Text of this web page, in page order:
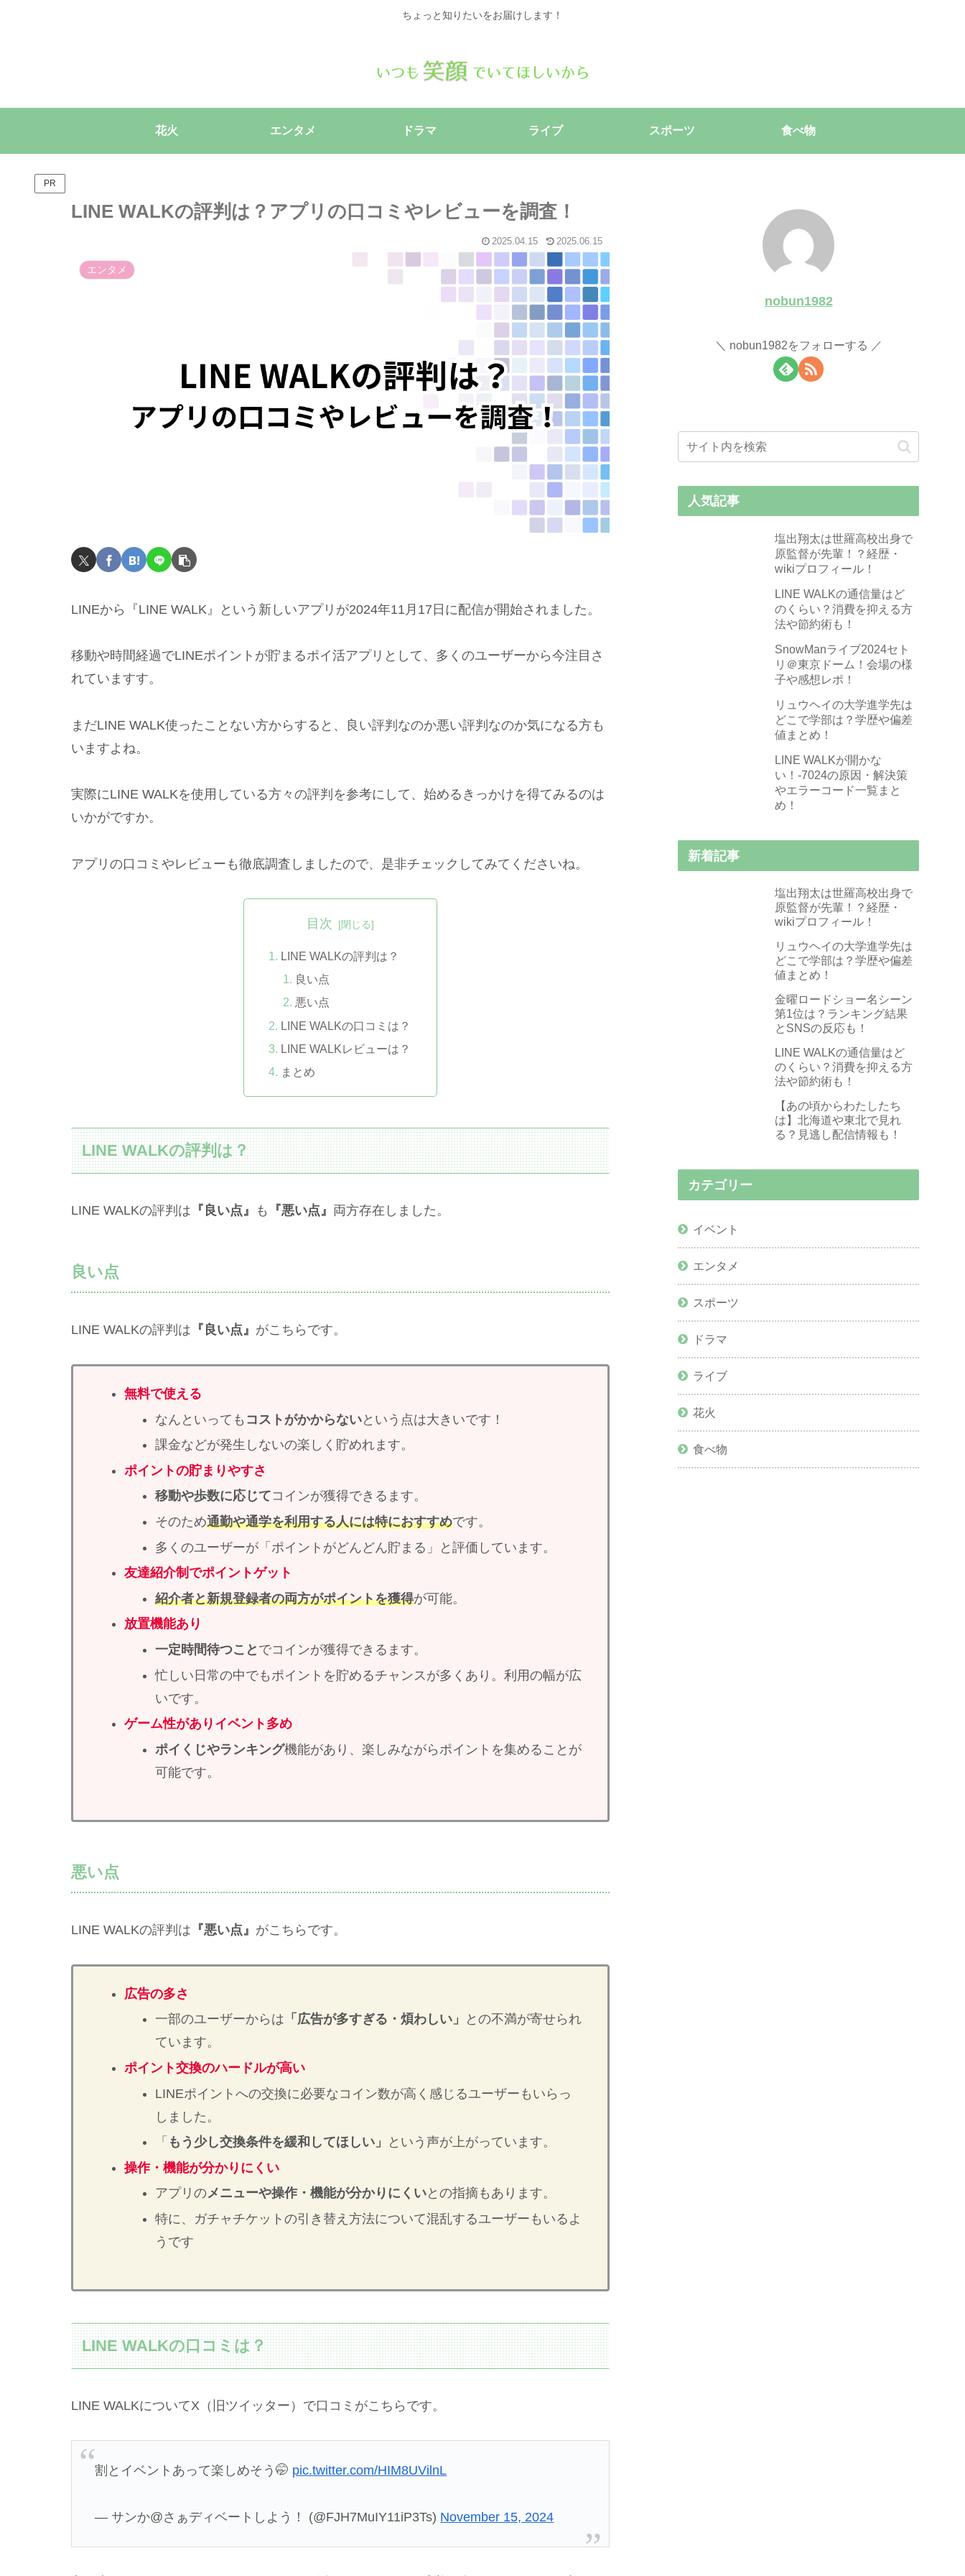
ちょっと知りたいをお届けします！
花火 エンタメ ドラマ ライブ スポーツ 食べ物
PR
LINE WALKの評判は？アプリの口コミやレビューを調査！
2025.04.15 2025.06.15
エンタメ
LINEから『LINE WALK』という新しいアプリが2024年11月17日に配信が開始されました。
移動や時間経過でLINEポイントが貯まるポイ活アプリとして、多くのユーザーから今注目さ
れていますす。
まだLINE WALK使ったことない方からすると、良い評判なのか悪い評判なのか気になる方も
いますよね。
実際にLINE WALKを使用している方々の評判を参考にして、始めるきっかけを得てみるのは
いかがですか。
アプリの口コミやレビューも徹底調査しましたので、是非チェックしてみてくださいね。
目次
LINE WALKの評判は？
良い点
悪い点
LINE WALKの口コミは？
LINE WALKレビューは？
まとめ
LINE WALKの評判は？
LINE WALKの評判は 『良い点』 も 『悪い点』 両方存在しました。
良い点
LINE WALKの評判は 『良い点』 がこちらです。
無料で使える
なんといっても コストがかからないという点は大きいです！
課金などが発生しないの楽しく貯めれます。
ポイントの貯まりやすさ
移動や歩数に応じてコインが獲得できるます。
そのため通勤や通学を利用する人には特におすすめです。
多くのユーザーが「ポイントがどんどん貯まる」と評価しています。
友達紹介制でポイントゲット
紹介者と新規登録者の両方がポイントを獲得が可能。
放置機能あり
一定時間待つこと でコインが獲得できるます。
忙しい日常の中でもポイントを貯めるチャンスが多くあり。利用の幅が広
いです。
ゲーム性があり イベント多め
ポイくじやランキング機能があり、楽しみながらポイントを集めることが
可能です。
悪い点
LINE WALKの評判は 『悪い点』 がこちらです。
広告の多さ
一部のユーザーからは 「広告が多すぎる・煩わしい」
との不満が寄せられ
ています。
ポイント交換のハードルが高い
LINEポイントへの交換に必要なコイン数が高く感じるユーザーもいらっ
しました。
「 もう少し交換条件を緩和してほしい」
という声が上がっています。
操作・機能が分かりにくい
アプリのメニューや操作・機能が分かりにくいとの指摘もあります。
特に、ガチャチケットの引き替え方法について混乱するユーザーもいるよ
うです
LINE WALKの口コミは？
LINE WALKについてX（旧ツイッター）で口コミがこちらです。
割とイベントあって楽しめそう🤭 pic.twitter.com/HIM8UVilnL
— サンか@さぁディベートしよう！ (@FJH7MuIY11iP3Ts) November 15, 2024
nobun1982
nobun1982をフォローする
人気記事
塩出翔太は世羅高校出身で
原監督が先輩！？経歴・
wikiプロフィール！
LINE WALKの通信量はど
のくらい？消費を抑える方
法や節約術も！
SnowManライブ2024セト
リ＠東京ドーム！会場の様
子や感想レポ！
リュウヘイの大学進学先は
どこで学部は？学歴や偏差
値まとめ！
LINE WALKが開かな
い！-7024の原因・解決策
やエラーコード一覧まと
め！
新着記事
塩出翔太は世羅高校出身で
原監督が先輩！？経歴・
wikiプロフィール！
リュウヘイの大学進学先は
どこで学部は？学歴や偏差
値まとめ！
金曜ロードショー名シーン
第1位は？ランキング結果
とSNSの反応も！
LINE WALKの通信量はど
のくらい？消費を抑える方
法や節約術も！
【あの頃からわたしたち
は】北海道や東北で見れ
る？見逃し配信情報も！
カテゴリー
イベント
エンタメ
スポーツ
ドラマ
ライブ
花火
食べ物